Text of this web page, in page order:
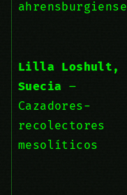
ahrensburgiense
Lilla Loshult,
Suecia –
Cazadores-
recolectores
mesolíticos